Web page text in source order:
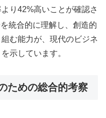
り42%高いことが確認さ
統合的に理解し、創造的
む能力が、現代のビジネ
示しています。
ための総合的考察